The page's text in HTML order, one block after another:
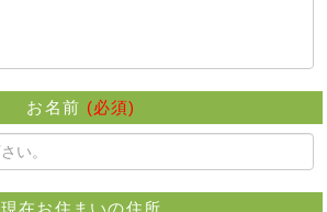
お名前 (必須)